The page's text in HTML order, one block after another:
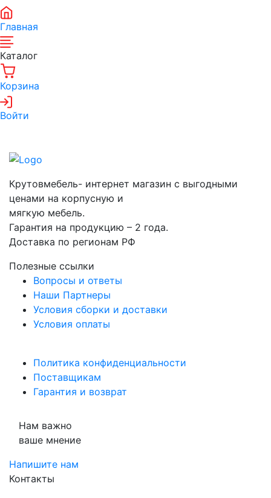
Главная
Каталог
Корзина
Войти
Крутовмебель- интернет магазин с выгодными
ценами на корпусную и
мягкую мебель.
Гарантия на продукцию – 2 года.
Доставка по регионам РФ
Полезные ссылки
Вопросы и ответы
Наши Партнеры
Условия сборки и доставки
Условия оплаты
Политика конфиденциальности
Поставщикам
Гарантия и возврат
Нам важно
ваше мнение
Напишите нам
Контакты